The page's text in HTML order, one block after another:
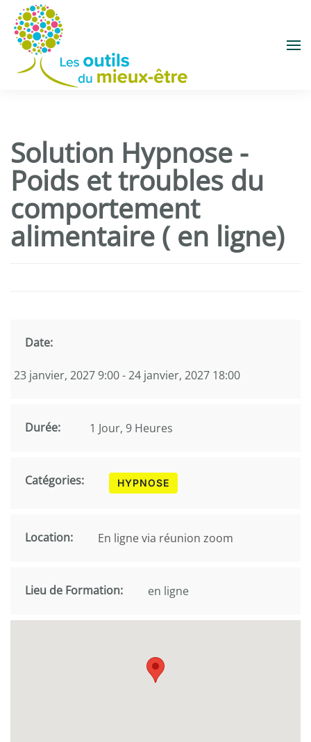
Accéder au contenu principal
Solution Hypnose -
Poids et troubles du
comportement
alimentaire ( en ligne)
Date:
23 janvier, 2027 9:00 - 24 janvier, 2027 18:00
Durée: 1 Jour, 9 Heures
Catégories: HYPNOSE
Location: En ligne via réunion zoom
Lieu de Formation: en ligne